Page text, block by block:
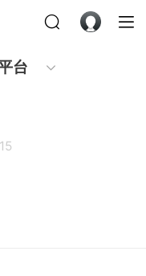
台